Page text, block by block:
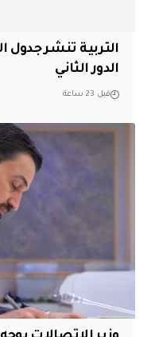
التربية تنشر جدول
الدور الثاني
قبل 23 ساعة